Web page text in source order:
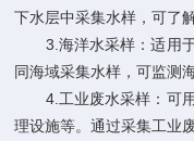
下水层中采集水样，可了
3.海洋水采样：适用于
同海域采集水样，可监测
4.工业废水采样：可用
理设施等。通过采集工业